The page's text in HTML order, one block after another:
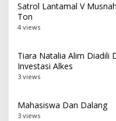
Satrol Lantamal V
Ton
4 views
Tiara Natalia Alim Diadili
Investasi Alkes
3 views
Mahasiswa Dan Dalang
3 views